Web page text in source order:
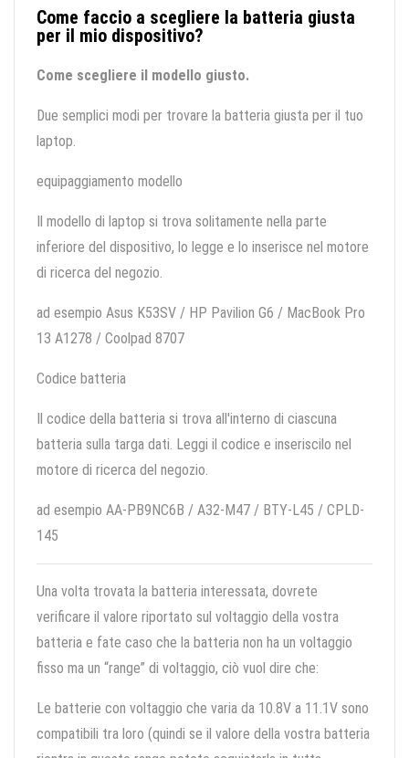
Come faccio a scegliere la batteria giusta
per il mio dispositivo?
Come scegliere il modello giusto.
Due semplici modi per trovare la batteria giusta per il tuo
laptop.
equipaggiamento modello
Il modello di laptop si trova solitamente nella parte
inferiore del dispositivo, lo legge e lo inserisce nel motore
di ricerca del negozio.
ad esempio Asus K53SV / HP Pavilion G6 / MacBook Pro
13 A1278 / Coolpad 8707
Codice batteria
Il codice della batteria si trova all'interno di ciascuna
batteria sulla targa dati. Leggi il codice e inseriscilo nel
motore di ricerca del negozio.
ad esempio AA-PB9NC6B / A32-M47 / BTY-L45 / CPLD-
145
Una volta trovata la batteria interessata, dovrete
verificare il valore riportato sul voltaggio della vostra
batteria e fate caso che la batteria non ha un voltaggio
fisso ma un “range” di voltaggio, ciò vuol dire che:
Le batterie con voltaggio che varia da 10.8V a 11.1V sono
compatibili tra loro (quindi se il valore della vostra batteria